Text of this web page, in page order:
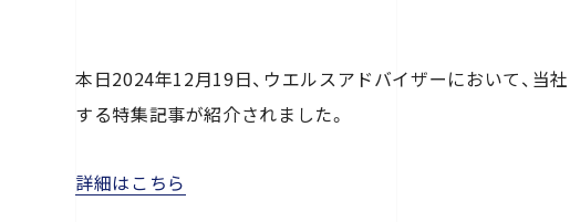
本日2024年12月19日、ウエルスアドバイザーにおいて、
する特集記事が紹介されました。
詳細はこちら